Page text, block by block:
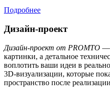
Подробнее
Дизайн-проект
Дизайн-проект от PROMTO —
картинки, а детальное
воплотить ваши идеи в
3D-визуализации, которые
пространство после